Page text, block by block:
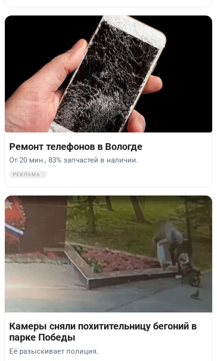
Ремонт телефонов в Вологде
От 20 мин., 83% запчастей в наличии.
РЕКЛАМА
Камеры сняли похитительницу бегоний в
парке Победы
Её разыскивает полиция.